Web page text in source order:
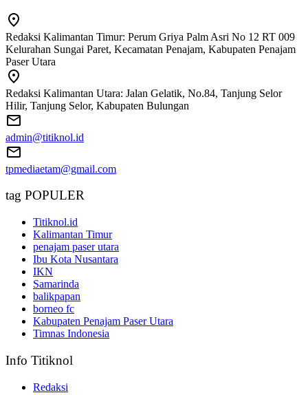
Redaksi Kalimantan Timur: Perum Griya Palm Asri No 12 RT 009
Kelurahan Sungai Paret, Kecamatan Penajam, Kabupaten Penajam
Paser Utara
Redaksi Kalimantan Utara: Jalan Gelatik, No.84, Tanjung Selor
Hilir, Tanjung Selor, Kabupaten Bulungan
admin@titiknol.id
tpmediaetam@gmail.com
tag POPULER
Titiknol.id
Kalimantan Timur
penajam paser utara
Ibu Kota Nusantara
IKN
Samarinda
balikpapan
borneo fc
Kabupaten Penajam Paser Utara
Timnas Indonesia
Info Titiknol
Redaksi